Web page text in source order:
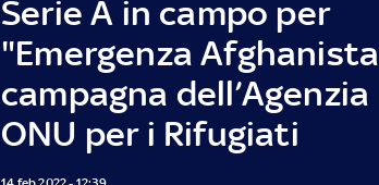
Serie A in campo per
"Emergenza
campagna dell’Agenzia
ONU per i Rifugiati